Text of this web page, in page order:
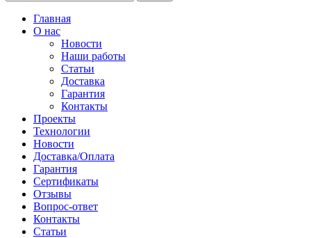
Главная
О нас
Новости
Наши работы
Статьи
Доставка
Гарантия
Контакты
Проекты
Технологии
Новости
Доставка/Оплата
Гарантия
Сертификаты
Отзывы
Вопрос-ответ
Контакты
Статьи